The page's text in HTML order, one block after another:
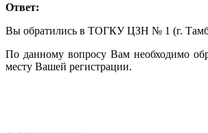
Ответ:
Вы обратились в ТОГКУ ЦЗН № 1 (г.
По данному вопросу Вам необходимо
месту Вашей регистрации.